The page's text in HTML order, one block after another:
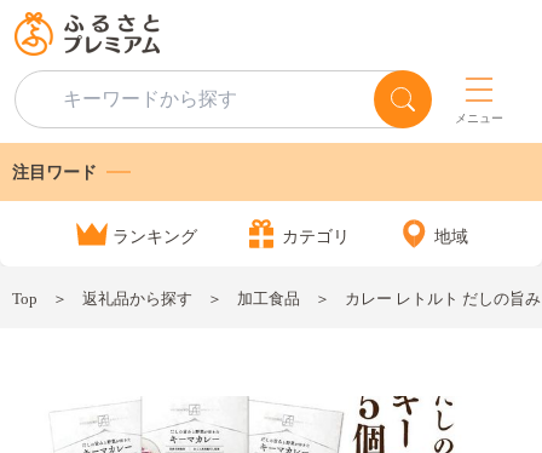
メニュー
注目ワード
ランキング カテゴリ 地域
Top 返礼品から探す 加工食品 カレー レトルト だしの旨